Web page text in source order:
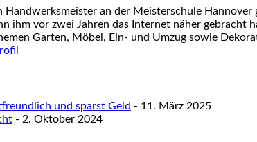
Handwerksmeister an der Meisterschule
ihm vor zwei Jahren das Internet näher
Garten, Möbel, Ein- und Umzug sowie
und sparst Geld - 11. März 2025
- 2. Oktober 2024